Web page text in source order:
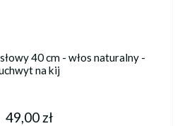
40 cm - włos naturalny -
na kij
49,00 zł